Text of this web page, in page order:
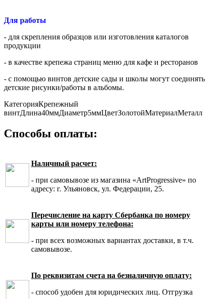
Для работы
- для скрепления образцов или изготовления каталогов
продукции
- в качестве крепежа страниц меню для кафе и ресторанов
- с помощью винтов детские сады и школы могут соединять
детские рисунки/работы в альбомы.
КатегорияКрепежный
винтДлина40ммДиаметр5ммЦветЗолотойМатериалМеталл
Способы оплаты:
Наличный расчет:
- при самовывозе из магазина «ArtProgressive» по
адресу: г. Ульяновск, ул. Федерации, 25.
Перечисление на карту Сбербанка по номеру
карты или номеру телефона:
- при всех возможных вариантах доставки, в т.ч.
самовывозе.
По реквизитам счета на безналичную оплату:
- способ удобен для юридических лиц. Отгрузка